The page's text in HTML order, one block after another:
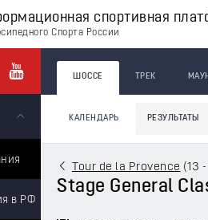
спортивная
Спорта России
в РФ
ШОССЕ ТРЕК
КАЛЕНДАРЬ РЕЗУЛЬТАТЫ
Tour de la Provence (13
Stage General